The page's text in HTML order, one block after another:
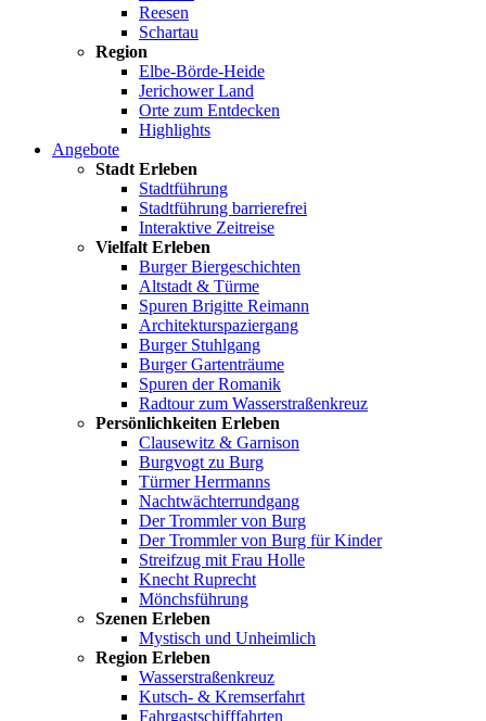
Reesen
Schartau
Region
Elbe-Börde-Heide
Jerichower Land
Orte zum Entdecken
Highlights
Angebote
Stadt Erleben
Stadtführung
Stadtführung barrierefrei
Interaktive Zeitreise
Vielfalt Erleben
Burger Biergeschichten
Altstadt & Türme
Spuren Brigitte Reimann
Architekturspaziergang
Burger Stuhlgang
Burger Gartenträume
Spuren der Romanik
Radtour zum Wasserstraßenkreuz
Persönlichkeiten Erleben
Clausewitz & Garnison
Burgvogt zu Burg
Türmer Herrmanns
Nachtwächterrundgang
Der Trommler von Burg
Der Trommler von Burg für Kinder
Streifzug mit Frau Holle
Knecht Ruprecht
Mönchsführung
Szenen Erleben
Mystisch und Unheimlich
Region Erleben
Wasserstraßenkreuz
Kutsch- & Kremserfahrt
Fahrgastschifffahrten